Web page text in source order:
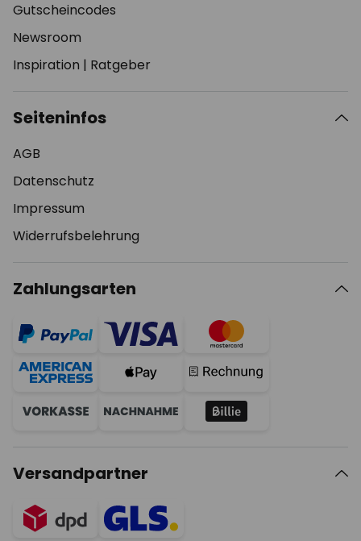
Gutscheincodes
Newsroom
Inspiration | Ratgeber
Seiteninfos
AGB
Datenschutz
Impressum
Widerrufsbelehrung
Zahlungsarten
Versandpartner